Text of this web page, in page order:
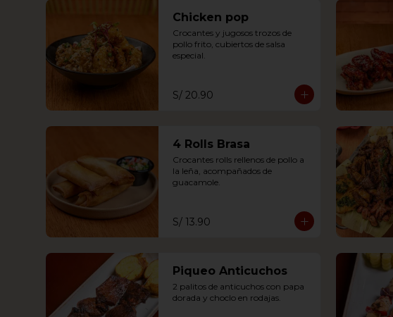
Chicken pop
Crocantes y jugosos trozos de
pollo frito, cubiertos de salsa
especial.
S/ 20.90
4 Rolls Brasa
Crocantes rolls rellenos de pollo a
la leña, acompañados de
guacamole.
S/ 13.90
Piqueo Anticuchos
2 palitos de anticuchos con papa
dorada y choclo en rodajas.